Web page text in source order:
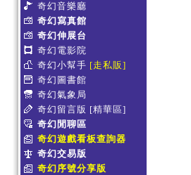
奇幻音樂廳
奇幻寫真館
奇幻伸展台
奇幻電影院
奇幻小幫手 [走私販]
奇幻圖書館
奇幻氣象局
奇幻留言版 [精華區]
奇幻閒聊區
奇幻遊戲看板查詢器
奇幻交易版
奇幻序號分享版